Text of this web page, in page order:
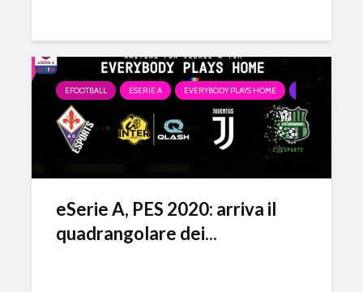
EFOOTBALL ESERIE A EVERYBODY PLAYS HOME
eSerie A, PES 2020: arriva il
quadrangolare dei...